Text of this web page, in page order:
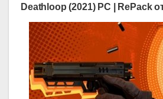
Deathloop (2021) PC | RePack